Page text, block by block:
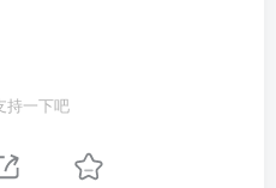
持一下吧